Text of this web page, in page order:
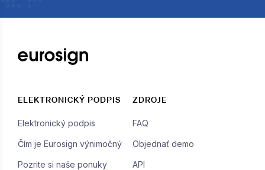
ELEKTRONICKÝ PODPIS
Elektronický podpis
Čím je Eurosign výnimočný
Pozrite si naše ponuky
ZDROJE
FAQ
Objednať demo
API